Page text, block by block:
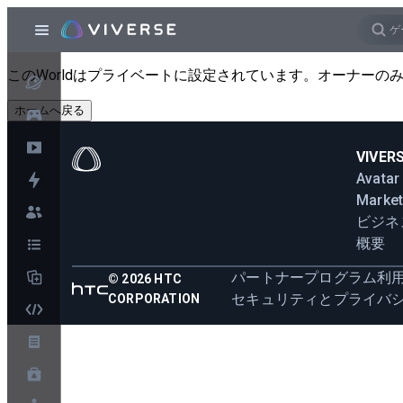
このWorldはプライベートに設定されています。オーナーの
ホームへ戻る
Avatar
ビジネ
概要
パートナープログラム利
セキュリティとプライバ
© 2026 HTC
CORPORATION